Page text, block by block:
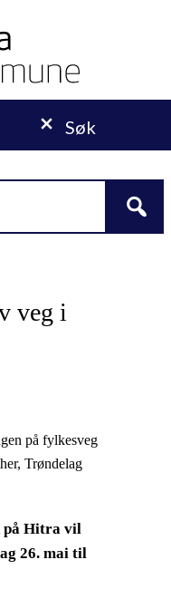
Søk
veg i
på fylkesveg
Trøndelag
på Hitra vil
26. mai til